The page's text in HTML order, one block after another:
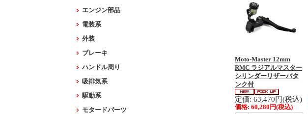
エンジン部品
電装系
外装
ブレーキ
ハンドル周り
吸排気系
駆動系
モタードパーツ
Moto-Master 12mm
RMC ラジアルマスター
シリンダーリザーバタ
ンク付
定価: 63,470円(税込)
価格:60,280円(税込)